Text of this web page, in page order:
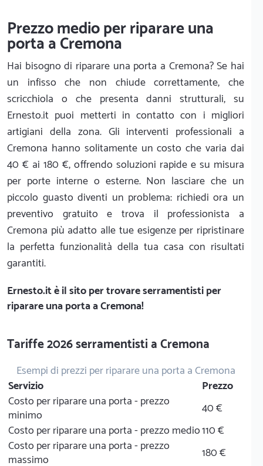
Prezzo medio per riparare una
porta a Cremona
Hai bisogno di riparare una porta a Cremona? Se hai
un infisso che non chiude correttamente, che
scricchiola o che presenta danni strutturali, su
Ernesto.it puoi metterti in contatto con i migliori
artigiani della zona. Gli interventi professionali a
Cremona hanno solitamente un costo che varia dai
40 € ai 180 €, offrendo soluzioni rapide e su misura
per porte interne o esterne. Non lasciare che un
piccolo guasto diventi un problema: richiedi ora un
preventivo gratuito e trova il professionista a
Cremona più adatto alle tue esigenze per ripristinare
la perfetta funzionalità della tua casa con risultati
garantiti.
Ernesto.itè il sito per trovare serramentisti per
riparare una porta a Cremona!
Tariffe 2026 serramentisti a Cremona
Esempi di prezzi per riparare una porta a Cremona
Servizio
Prezzo
Costo per riparare una porta - prezzo
minimo
40 €
Costo per riparare una porta - prezzo medio110 €
Costo per riparare una porta - prezzo
massimo
180 €